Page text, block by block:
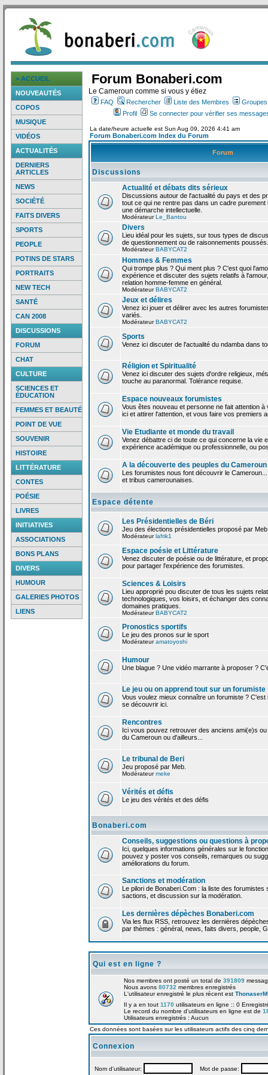
> ACCUEIL
NOUVEAUTÉS
COPOS
MUSIQUE
VIDÉOS
ACTUALITÉS
DERNIERS
ARTICLES
NEWS
SOCIÉTÉ
FAITS DIVERS
SPORTS
PEOPLE
POTINS DE STARS
PORTRAITS
NEW TECH
SANTÉ
CAN 2008
DISCUSSIONS
FORUM
CHAT
CULTURE
SCIENCES ET
ÉDUCATION
FEMMES ET BEAUTÉ
POINT DE VUE
SOUVENIR
HISTOIRE
LITTÉRATURE
CONTES
POÉSIE
LIVRES
INITIATIVES
ASSOCIATIONS
BONS PLANS
DIVERS
HUMOUR
GALERIES PHOTOS
LIENS
Forum Bonaberi.com
Le Cameroun comme si vous y étiez
FAQ Rechercher Liste des Membres
Profil
Se connecter pour vérifier ses
La date/heure actuelle est Sun Aug 09, 2026 4:41 am
Forum Bonaberi.com Index du Forum
Forum
Discussions
Actualité et débats dits sérieux
Discussions autour de l'actualité du pays et des
tout ce qui ne rentre pas dans un cadre
une démarche intellectuelle.
ModérateurLe_Bantou
Divers
Lieu idéal pour les sujets, sur tous types de
de questionnement ou de raisonnements
ModérateurBABYCAT2
Hommes & Femmes
Qui trompe plus ? Qui ment plus ? C'est quoi
expérience et discuter des sujets relatifs à
relation homme-femme en général.
ModérateurBABYCAT2
Jeux et délires
Venez ici jouer et délirer avec les autres
variés.
ModérateurBABYCAT2
Sports
Venez ici discuter de l'actualité du ndamba dans
Réligion et Spiritualité
Venez ici discuter des sujets d'ordre religieux,
touche au paranormal. Tolérance requise.
Espace nouveaux forumistes
Vous êtes nouveau et personne ne fait attention
ici et attirer l'attention, et vous faire vos premiers
Vie Etudiante et monde du travail
Venez débattre ci de toute ce qui concerne la vie
expérience académique ou professionnelle, ou
A la découverte des peuples du Cameroun
Les forumistes nous font découvrir le
et tribus camerounaises.
Espace détente
Les Présidentielles de Béri
Jeu des élections présidentielles proposé par Meb
Modérateurlafrik1
Espace poésie et Littérature
Venez discuter de poésie ou de littérature, et
pour partager l'expérience des forumistes.
Sciences & Loisirs
Lieu approprié pou discuter de tous les sujets
technologiques, vos loisirs, et échanger des
domaines pratiques.
ModérateurBABYCAT2
Pronostics sportifs
Le jeu des pronos sur le sport
Modérateuramatoyoshi
Humour
Une blague ? Une vidéo marrante à proposer ?
Le jeu ou on apprend tout sur un forumiste
Vous voulez mieux connaître un forumiste ? C'est
se découvrir ici.
Rencontres
Ici vous pouvez retrouver des anciens ami(e)s
du Cameroun ou d'ailleurs...
Le tribunal de Beri
Jeu proposé par Meb.
Modérateurmeke
Vérités et défis
Le jeu des vérités et des défis
Bonaberi.com
Conseils, suggestions ou questions à
Ici, quelques informations générales sur le
pouvez y poster vos conseils, remarques ou
améliorations du forum.
Sanctions et modération
Le pilori de Bonaberi.Com : la liste des
sactions, et discussion sur la modération.
Les dernières dépèches Bonaberi.com
Via les flux RSS, retrouvez les dernières
par thèmes : général, news, faits divers, people,
Qui est en ligne ?
Nos membres ont posté un total de 391809
Nous avons 80732 membres enregistrés
L'utilisateur enregistré le plus récent est
Il y a en tout 1170 utilisateurs en ligne :: 0
Le record du nombre d'utilisateurs en ligne est de
Utilisateurs enregistrés : Aucun
Ces données sont basées sur les utilisateurs actifs des cinq
Connexion
Nom d'utilisateur: Mot de passe: